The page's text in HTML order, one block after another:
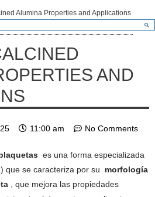
Alumina Properties and Applications
AND
11:00 am No Comments
es una forma especializada
que se caracteriza por su morfología
, que mejora las propiedades